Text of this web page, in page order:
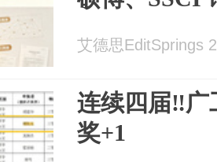
艾德思EditSprings
连续四届‼️广
奖+1